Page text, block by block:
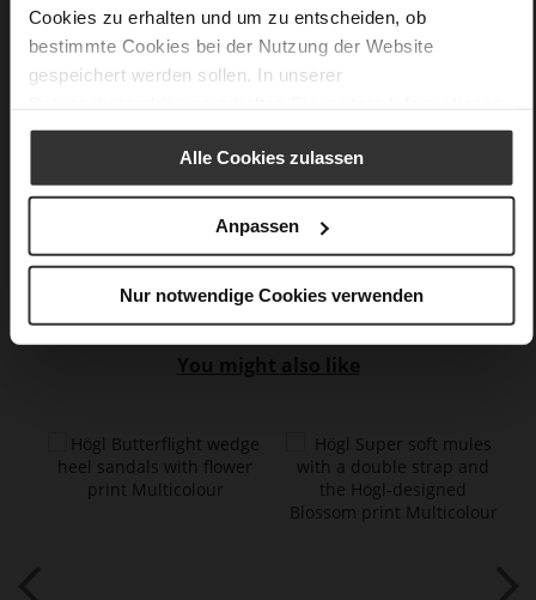
Cookies zu erhalten und um zu entscheiden, ob
bestimmte Cookies bei der Nutzung der Website
gespeichert werden sollen. In unserer
Alle Cookies zulassen
Anpassen
Nur notwendige Cookies verwenden
You might also like